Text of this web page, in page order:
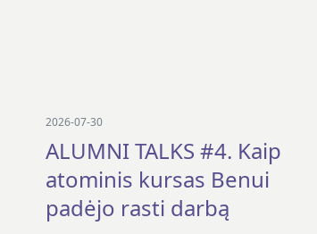
2026-07-30
ALUMNI TALKS #4. Kaip
atominis kursas Benui
padėjo rasti darbą